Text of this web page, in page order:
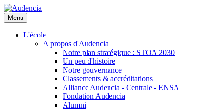
Aller
au
contenu
principal
Menu
L'école
A propos d'Audencia
Notre plan stratégique : STOA 2030
Un peu d'histoire
Notre gouvernance
Classements & accréditations
Alliance Audencia - Centrale - ENSA
Fondation Audencia
Alumni